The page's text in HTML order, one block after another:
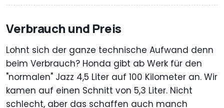
Verbrauch und Preis
Lohnt sich der ganze technische Aufwand denn
beim Verbrauch? Honda gibt ab Werk für den
"normalen" Jazz 4,5 Liter auf 100 Kilometer an. Wir
kamen auf einen Schnitt von 5,3 Liter. Nicht
schlecht, aber das schaffen auch manch